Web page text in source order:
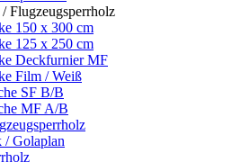
Flugzeugsperrholz
150 x 300 cm
125 x 250 cm
Deckfurnier MF
Film / Weiß
SF B/B
MF A/B
/ Golaplan